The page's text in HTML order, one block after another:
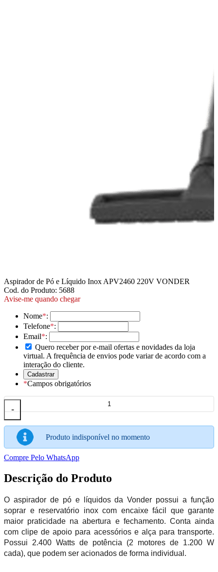
Aspirador de Pó e Líquido Inox APV2460 220V VONDER
Cod. do Produto: 5688
Avise-me quando chegar
Nome*:
Telefone*:
Email*:
Quero receber por e-mail ofertas e novidades da loja
virtual. A frequência de envios pode variar de acordo com a
interação do cliente.
*Campos obrigatórios
-
Produto indisponível no momento
Compre Pelo WhatsApp
Descrição do Produto
O aspirador de pó e líquidos da Vonder possui a função
soprar e reservatório inox com encaixe fácil que garante
maior praticidade na abertura e fechamento. Conta ainda
com clipe de apoio para acessórios e alça para transporte.
Possui 2.400 Watts de potência (2 motores de 1.200 W
cada), que podem ser acionados de forma individual.